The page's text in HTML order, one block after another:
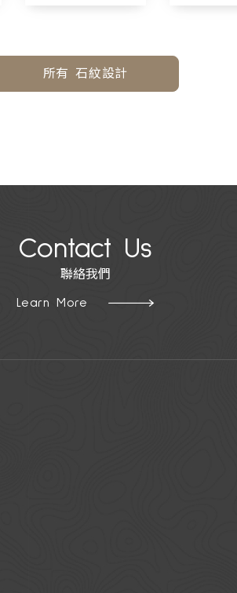
所有 石紋設計
Contact Us
聯絡我們
Learn More